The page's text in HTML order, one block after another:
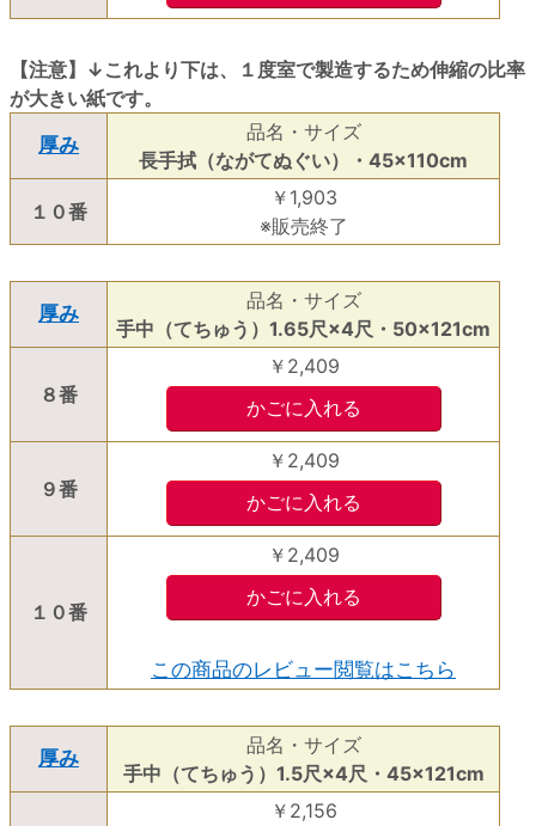
【注意】↓これより下は、１度室で製造するため伸縮の比率
が大きい紙です。
厚み
品名・サイズ
長手拭（ながてぬぐい）・45×110cm
１０番
￥1,903
※販売終了
厚み
品名・サイズ
手中（てちゅう）1.65尺×4尺・50×121cm
８番
￥2,409
９番
￥2,409
１０番
￥2,409
この商品のレビュー閲覧はこちら
厚み
品名・サイズ
手中（てちゅう）1.5尺×4尺・45×121cm
￥2,156